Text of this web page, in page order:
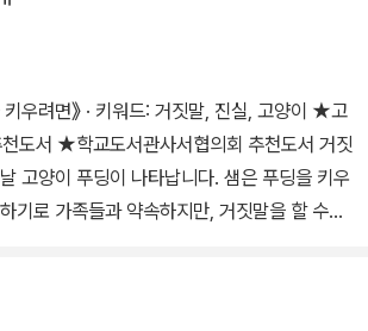
말, 진실, 고양이 ★고
도서 ★학교도서관사서협의회 추천도서 거짓
고양이 푸딩이 나타납니다. 샘은 푸딩을 키우
기로 가족들과 약속하지만, 거짓말을 할 수밖
로 조명합니다. ‘선의의 거짓말은 해도 괜찮은